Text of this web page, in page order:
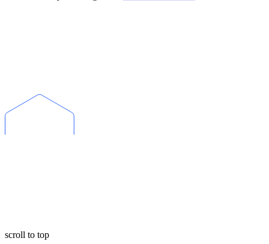
scroll to top